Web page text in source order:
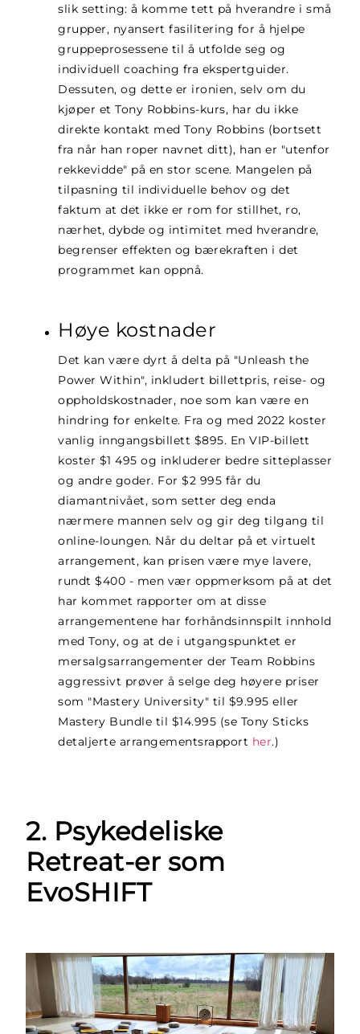
slik setting: å komme tett på hverandre i små
grupper, nyansert fasilitering for å hjelpe
gruppeprosessene til å utfolde seg og
individuell coaching fra ekspertguider.
Dessuten, og dette er ironien, selv om du
kjøper et Tony Robbins-kurs, har du ikke
direkte kontakt med Tony Robbins (bortsett
fra når han roper navnet ditt), han er "utenfor
rekkevidde" på en stor scene. Mangelen på
tilpasning til individuelle behov og det
faktum at det ikke er rom for stillhet, ro,
nærhet, dybde og intimitet med hverandre,
begrenser effekten og bærekraften i det
programmet kan oppnå.
Høye kostnader
Det kan være dyrt å delta på "Unleash the
Power Within", inkludert billettpris, reise- og
oppholdskostnader, noe som kan være en
hindring for enkelte. Fra og med 2022 koster
vanlig inngangsbillett $895. En VIP-billett
koster $1 495 og inkluderer bedre sitteplasser
og andre goder. For $2 995 får du
diamantnivået, som setter deg enda
nærmere mannen selv og gir deg tilgang til
online-loungen. Når du deltar på et virtuelt
arrangement, kan prisen være mye lavere,
rundt $400 - men vær oppmerksom på at det
har kommet rapporter om at disse
arrangementene har forhåndsinnspilt innhold
med Tony, og at de i utgangspunktet er
mersalgsarrangementer der Team Robbins
aggressivt prøver å selge deg høyere priser
som "Mastery University" til $9.995 eller
Mastery Bundle til $14.995 (se Tony Sticks
detaljerte arrangementsrapport her.)
2. Psykedeliske
Retreat-er som
EvoSHIFT